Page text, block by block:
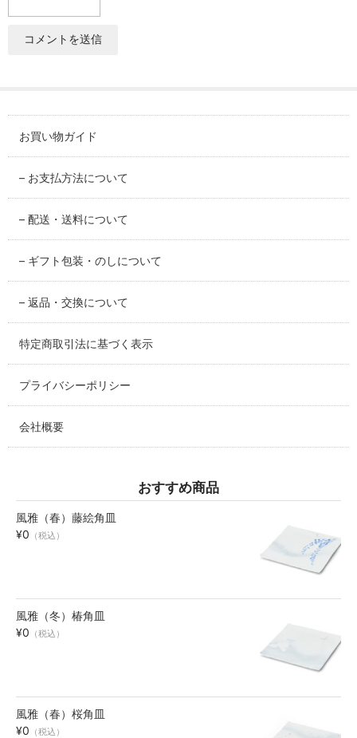
蔦小花シリーズ
MAGNIFIER
カテゴリ別
BY CATEGORY
皿・プレート
cup
モーニングセット
morning set
レスト・箸置き
アクセサリー
accessory
お買い物ガイド
SHOPPING GUIDE
お買い物ガイド
– お支払方法について
– 配送・送料について
– ギフト包装・のしについて
– 返品・交換について
特定商取引法に基づく表示
プライバシーポリシー
会社概要
おすすめ商品
風雅（春）藤絵角皿
¥0 （税込）
風雅（冬）椿角皿
¥0 （税込）
風雅（春）桜角皿
¥0 （税込）